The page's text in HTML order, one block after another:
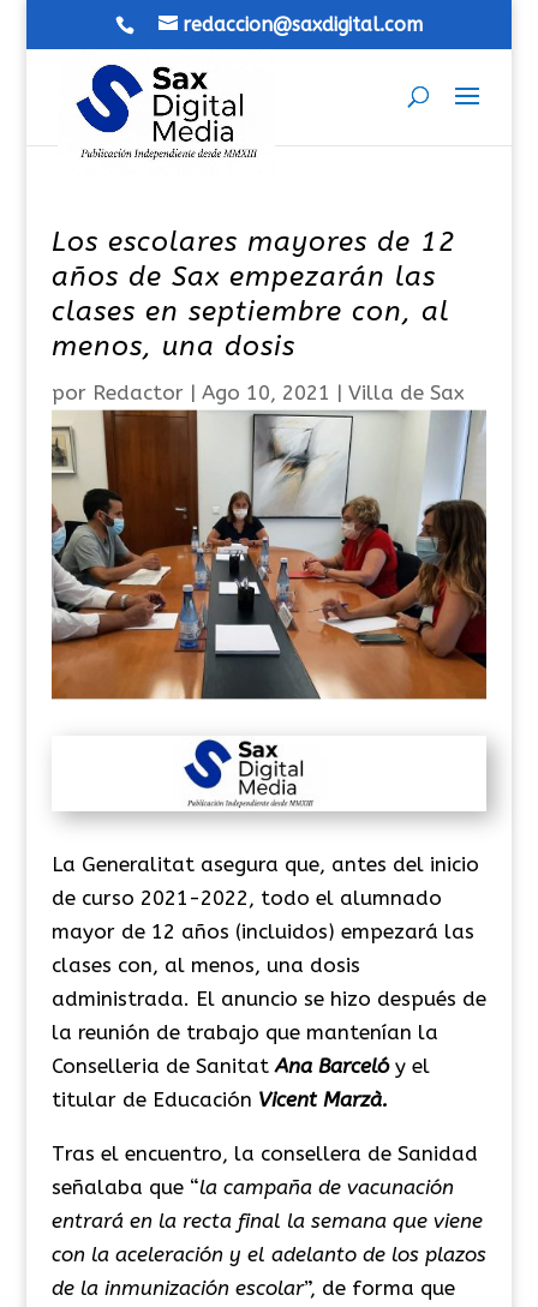
redaccion@saxdigital.com
Los escolares mayores de 12
años de Sax empezarán las
clases en septiembre con, al
menos, una dosis
por Redactor| Ago 10, 2021 | Villa de Sax
La Generalitat asegura que, antes del inicio
de curso 2021-2022, todo el alumnado
mayor de 12 años (incluidos) empezará las
clases con, al menos, una dosis
administrada. El anuncio se hizo después de
la reunión de trabajo que mantenían la
Conselleria de SanitatAna Barcelóy el
titular de Educación Vicent Marzà.
Tras el encuentro, la consellera de Sanidad
señalaba que “la campaña de vacunación
entrará en la recta final la semana que viene
con la aceleración y el adelanto de los plazos
de la inmunización escolar”, de forma que